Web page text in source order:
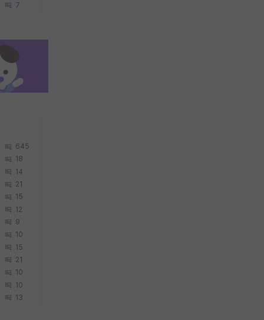
7
645
18
14
21
15
12
9
10
15
21
10
10
13